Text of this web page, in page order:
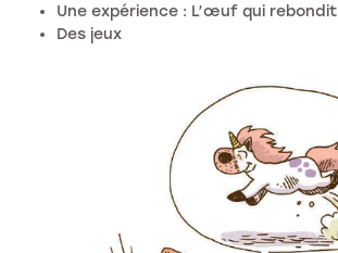
Une expérience : L’œuf qui rebondit
Des jeux